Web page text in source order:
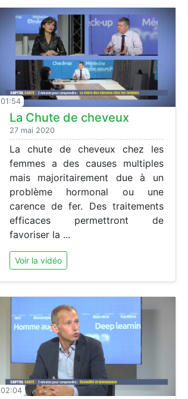
01:54
La Chute de cheveux
27 mai 2020
La chute de cheveux chez les
femmes a des causes multiples
mais majoritairement due à un
problème hormonal ou une
carence de fer. Des traitements
efficaces permettront de
favoriser la ...
Voir la vidéo
02:04